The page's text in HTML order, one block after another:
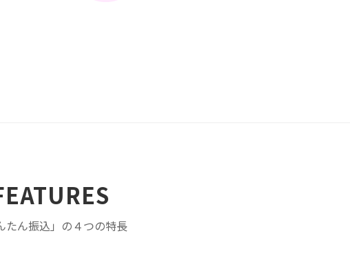
たん振込」の４つの特長